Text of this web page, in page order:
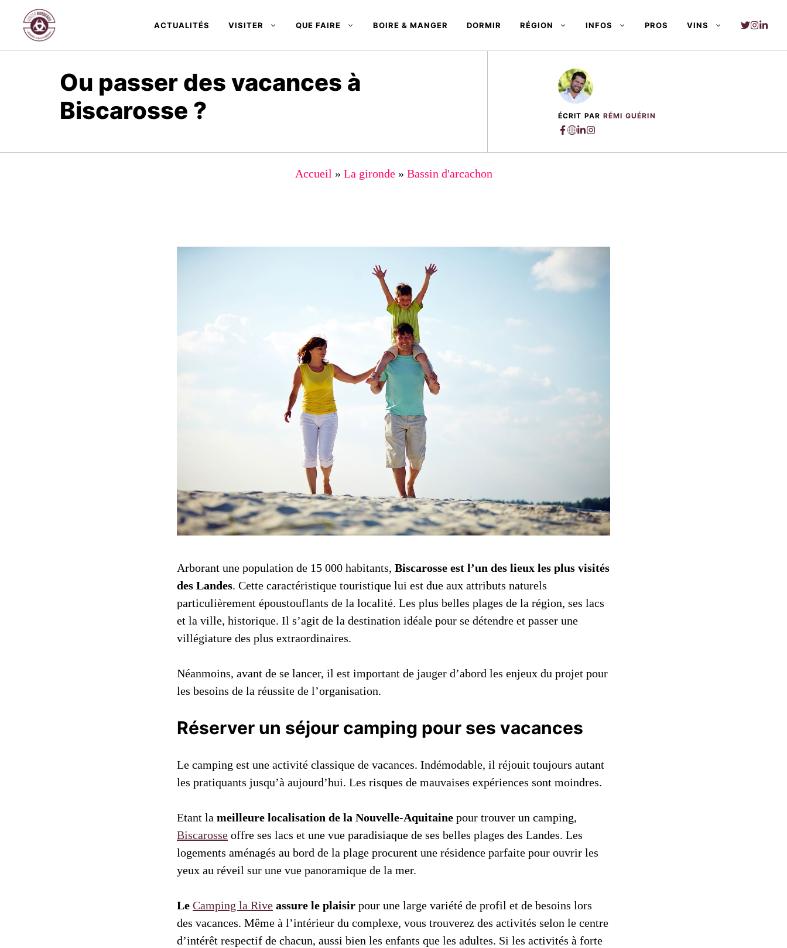
contenu
ACTUALITÉS VISITER QUE FAIRE BOIRE & MANGER DORMIR RÉGION INFOS PROS VINS
Ou passer des vacances à
Biscarosse ?
ÉCRIT PAR RÉMI GUÉRIN
Accueil » La gironde» Bassin d'arcachon
Arborant une population de 15 000 habitants, Biscarosse est l’un des lieux les plus visités
des Landes. Cette caractéristique touristique lui est due aux attributs naturels
particulièrement époustouflants de la localité. Les plus belles plages de la région, ses lacs
et la ville, historique. Il s’agit de la destination idéale pour se détendre et passer une
villégiature des plus extraordinaires.
Néanmoins, avant de se lancer, il est important de jauger d’abord les enjeux du projet pour
les besoins de la réussite de l’organisation.
Réserver un séjour camping pour ses vacances
Le camping est une activité classique de vacances. Indémodable, il réjouit toujours autant
les pratiquants jusqu’à aujourd’hui. Les risques de mauvaises expériences sont moindres.
Etant la meilleure localisation de la Nouvelle-Aquitaine pour trouver un camping,
Biscarosse offre ses lacs et une vue paradisiaque de ses belles plages des Landes. Les
logements aménagés au bord de la plage procurent une résidence parfaite pour ouvrir les
yeux au réveil sur une vue panoramique de la mer.
Le Camping la Rive assure le plaisir pour une large variété de profil et de besoins lors
des vacances. Même à l’intérieur du complexe, vous trouverez des activités selon le centre
d’intérêt respectif de chacun, aussi bien les enfants que les adultes. Si les activités à forte